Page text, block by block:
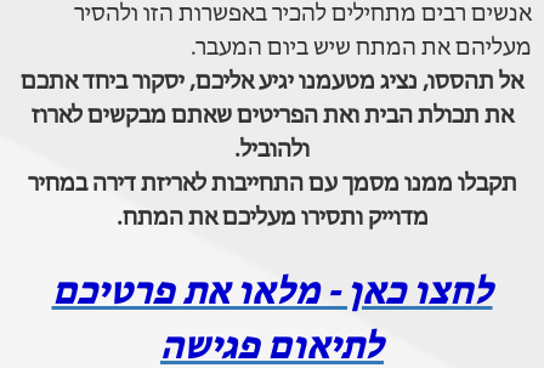
אנשים רבים מתחילים להכיר באפשרות הזו ולהסיר
מעליהם את המתח שיש ביום המעבר.
אל תהססו, נציג מטעמנו יגיע אליכם, יסקור ביחד אתכם
את תכולת הבית ואת הפריטים שאתם מבקשים לארוז
ולהוביל.
תקבלו ממנו מסמך עם התחייבות לאריזת דירה במחיר
מדוייק ותסירו מעליכם את המתח.
לחצו כאן - מלאו את פרטיכם
לתיאום פגישה